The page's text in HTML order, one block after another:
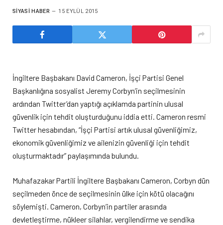
SIYASI HABER 15 EYLÜL 2015
İngiltere Başbakanı David Cameron, İşçi Partisi Genel
Başkanlığına sosyalist Jeremy Corbyn’in seçilmesinin
ardından Twitter’dan yaptığı açıklamda partinin ulusal
güvenlik için tehdit oluşturduğunu iddia etti. Cameron resmi
Twitter hesabından, “İşçi Partisi artık ulusal güvenliğimiz,
ekonomik güvenliğimiz ve ailenizin güvenliği için tehdit
oluşturmaktadır” paylaşımında bulundu.
Muhafazakar Partili İngiltere Başbakanı Cameron, Corbyn dün
seçilmeden önce de seçilmesinin ülke için kötü olacağını
söylemişti. Cameron, Corbyn’in partiler arasında
devletleştirme, nükleer silahlar, vergilendirme ve sendika